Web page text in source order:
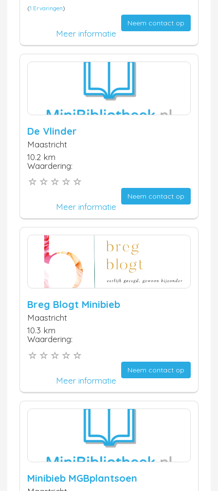
(1 Ervaringen)
Neem contact op
Meer informatie
De Vlinder
Maastricht
10.2 km
Waardering:
Neem contact op
Meer informatie
Breg Blogt Minibieb
Maastricht
10.3 km
Waardering:
Neem contact op
Meer informatie
Minibieb MGBplantsoen